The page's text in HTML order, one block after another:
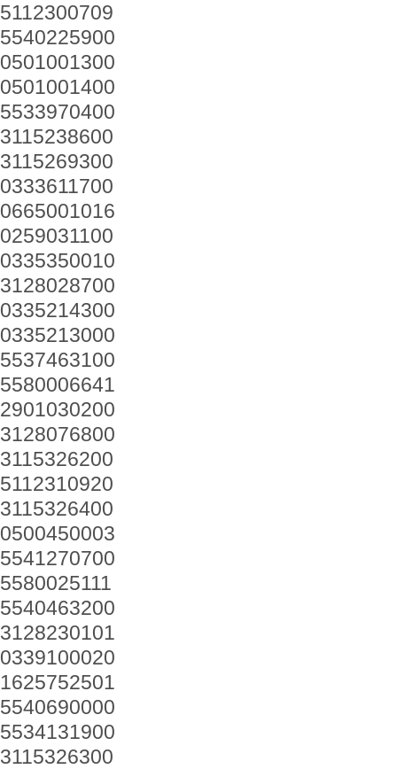
5112300709
5540225900
0501001300
0501001400
5533970400
3115238600
3115269300
0333611700
0665001016
0259031100
0335350010
3128028700
0335214300
0335213000
5537463100
5580006641
2901030200
3128076800
3115326200
5112310920
3115326400
0500450003
5541270700
5580025111
5540463200
3128230101
0339100020
1625752501
5540690000
5534131900
3115326300